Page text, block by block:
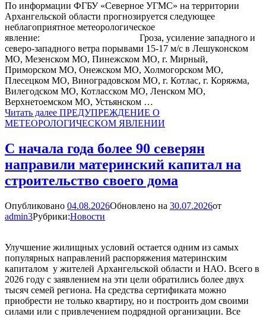
По информации ФГБУ «Северное УГМС» на территории
Архангельской области прогнозируется следующее
неблагоприятное метеорологическое
явление: Гроза, усиление западного и
северо-западного ветра порывами 15-17 м/с в Лешуконском
МО, Мезенском МО, Пинежском МО, г. Мирный,
Приморском МО, Онежском МО, Холмогорском МО,
Плесецком МО, Виноградовском МО, г. Котлас, г. Коряжма,
Вилегодском МО, Котласском МО, Ленском МО,
Верхнетоемском МО, Устьянском …
Читать далее ПРЕДУПРЕЖДЕНИЕ О
МЕТЕОРОЛОГИЧЕСКОМ ЯВЛЕНИИ
С начала года более 90 северян
направили материнский капитал на
строительство своего дома
Опубликовано 04.08.2026Обновлено на 30.07.2026от
admin3Рубрики:Новости
Улучшение жилищных условий остается одним из самых
популярных направлений распоряжения материнским
капиталом у жителей Архангельской области и НАО. Всего в
2026 году с заявлением на эти цели обратились более двух
тысяч семей региона. На средства сертификата можно
приобрести не только квартиру, но и построить дом своими
силами или с привлечением подрядной организации. Все